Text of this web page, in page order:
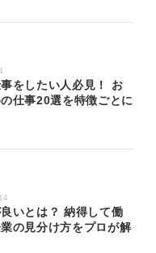
をしたい人必見！ お
仕事20選を特徴ごとに
いとは？ 納得して働
の見分け方をプロが解